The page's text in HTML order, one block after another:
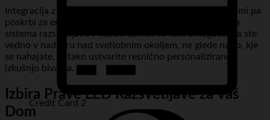
Credit Card 2
Integracija z glasovnimi asistenti ali mobilnimi aplikacijami pa
poskrbi za enostavno in intuitivno upravljanje celotnega
sistema razsvetljave v vašem domu. To vam omogoča, da ste
vedno v nadzoru nad svetlobnim okoljem, ne glede na to, kje
se nahajate, in tako ustvarite resnično personalizirano
izkušnjo bivanja.
Izbira Prave LED Razsvetljave za Vaš
Dom